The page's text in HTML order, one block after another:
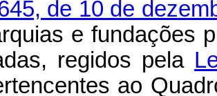
de 10 de
e fundações
regidos pela
ao